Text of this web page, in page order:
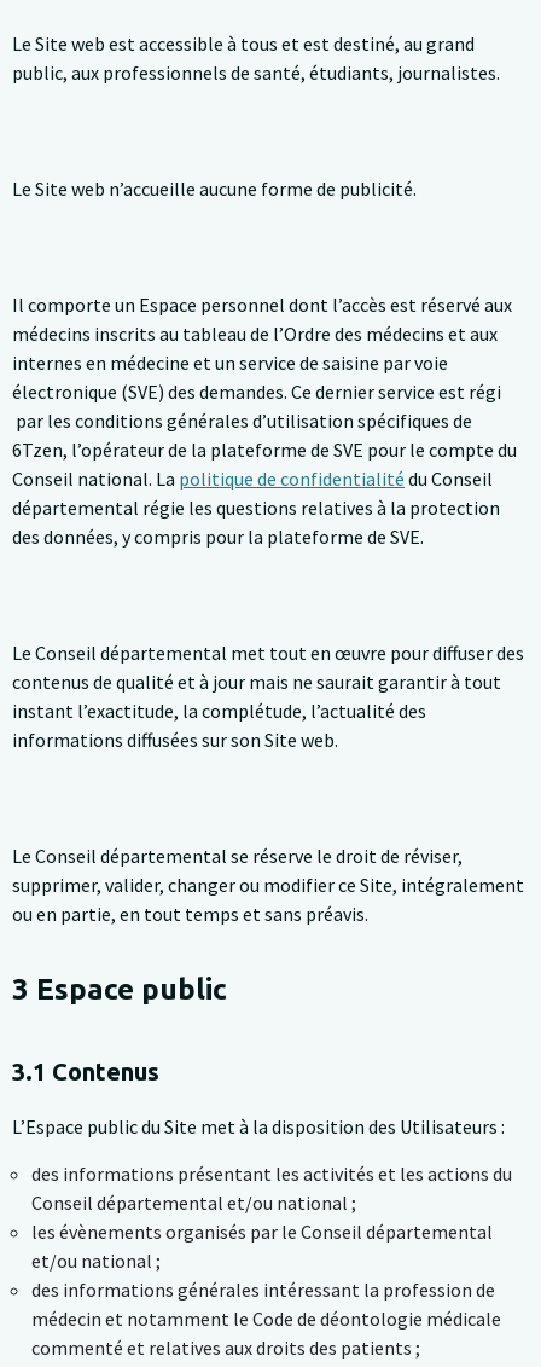
Le Site web est accessible à tous et est destiné, au grand
public, aux professionnels de santé, étudiants, journalistes.
Le Site web n’accueille aucune forme de publicité.
Il comporte un Espace personnel dont l’accès est réservé aux
médecins inscrits au tableau de l’Ordre des médecins et aux
internes en médecine et un service de saisine par voie
électronique (SVE) des demandes. Ce dernier service est régi
par les conditions générales d’utilisation spécifiques de
6Tzen, l’opérateur de la plateforme de SVE pour le compte du
Conseil national. La politique de confidentialité du Conseil
départemental régie les questions relatives à la protection
des données, y compris pour la plateforme de SVE.
Le Conseil départemental met tout en œuvre pour diffuser des
contenus de qualité et à jour mais ne saurait garantir à tout
instant l’exactitude, la complétude, l’actualité des
informations diffusées sur son Site web.
Le Conseil départemental se réserve le droit de réviser,
supprimer, valider, changer ou modifier ce Site, intégralement
ou en partie, en tout temps et sans préavis.
3 Espace public
3.1 Contenus
L’Espace public du Site met à la disposition des Utilisateurs :
des informations présentant les activités et les actions du
Conseil départemental et/ou national ;
les évènements organisés par le Conseil départemental
et/ou national ;
des informations générales intéressant la profession de
médecin et notamment le Code de déontologie médicale
commenté et relatives aux droits des patients ;